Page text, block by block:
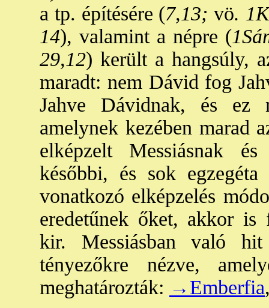
a tp. építésére (7,13; vö.
14), valamint a népre (
29,12) került a hangsúly,
maradt: nem Dávid fog
Jahve Dávidnak, és ez
amelynek kezében
elképzelt Messiásnak
későbbi, és sok
vonatkozó elképzelés
eredetűnek őket, akkor is
kir. Messiásban való
tényezőkre nézve,
meghatározták: →Emberfia